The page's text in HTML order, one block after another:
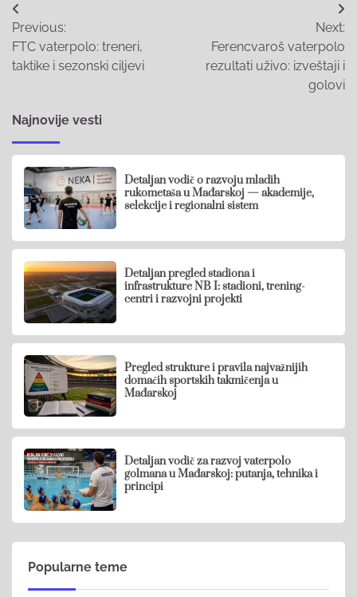
Post
navigation
Previous:
FTC vaterpolo: treneri,
taktike i sezonski ciljevi
Next:
Ferencvaroš vaterpolo
rezultati uživo: izveštaji i
golovi
Najnovije vesti
Detaljan vodič o razvoju mladih
rukometaša u Mađarskoj — akademije,
selekcije i regionalni sistem
Detaljan pregled stadiona i
infrastrukture NB I: stadioni, trening-
centri i razvojni projekti
Pregled strukture i pravila najvažnijih
domaćih sportskih takmičenja u
Mađarskoj
Detaljan vodič za razvoj vaterpolo
golmana u Mađarskoj: putanja, tehnika i
principi
Popularne teme